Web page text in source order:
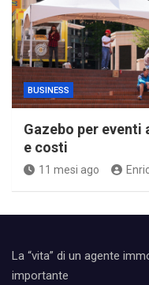
BUSINESS
Gazebo per
e costi
11 mesi ago
La “vita” di un agente
importante